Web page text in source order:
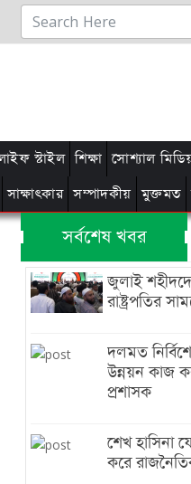
স্টাইল শিক্ষা সোশ্যাল
সাক্ষাৎকার সম্পাদকীয় মুক্তমত
সর্বশেষ খবর
জুলাই
রাষ্ট্রপতির
দলমত
উন্নয়ন কাজ
প্রশাসক
শেখ হাসিনা
করে